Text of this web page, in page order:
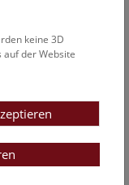
erhalten.
und
sind die
nach
dass ehemals
keine 3D
auf der Website